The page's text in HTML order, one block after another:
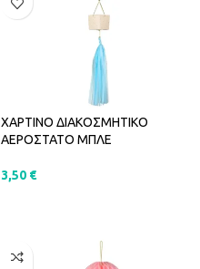
ΧΑΡΤΙΝΟ ΔΙΑΚΟΣΜΗΤΙΚΟ
ΑΕΡΟΣΤΑΤΟ ΜΠΛΕ
3,50 €